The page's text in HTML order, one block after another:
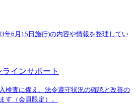
年6月15日施行)の内容や情報を整理してい
インサポート
検査に備え、法令遵守状況の確認と改善の
す（会員限定）。